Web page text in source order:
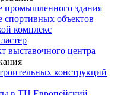
промышленного здания
спортивных объектов
комплекс
выставочного центра
конструкций